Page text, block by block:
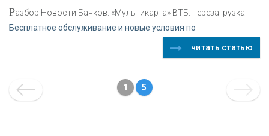
Разбор Новости Банков. «Мультикарта» ВТБ: перезагрузка
Бесплатное обслуживание и новые условия по
читать статью
1 5